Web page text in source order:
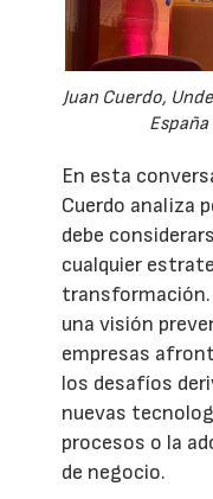
Juan Cuerdo,
España
En esta
Cuerdo analiza
debe
cualquier
una visión
empresas
los desafíos
nuevas
procesos o la
de negocio.